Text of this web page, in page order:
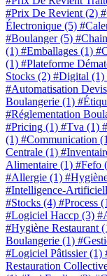
#Prix De Revient (2)
Électronique (5)
#Boulanger(5)
(1) #Emballages (1)
(1) #Plateforme
Stocks (2) #Digital (1)
#Automatisation Devis
Boulangerie (1)
#Réglementation
#Pricing (1) #Tva (1)
(1) #Communication
Centrale (1)
Alimentaire (1) #Fefo
#Allergie (1)
#Intelligence-
#Stocks (4) #Process
#Logiciel Haccp (3)
#Hygiène Restaurant
Boulangerie (1)
#Logiciel Pâtissier(1)
Restauration